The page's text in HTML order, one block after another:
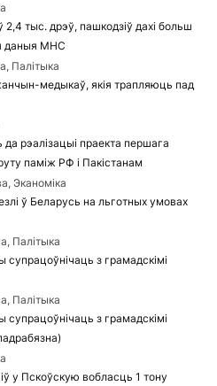
тыс. дрэў, пашкодзіў дахі больш
даныя МНС
Палітыка
медыкаў, якія трапляюць пад
рэалізацыі праекта першага
паміж РФ і Пакістанам
Эканоміка
ў Беларусь на льготных умовах
Палітыка
супрацоўнічаць з грамадскімі
Палітыка
супрацоўнічаць з грамадскімі
у Пскоўскую вобласць 1 тону